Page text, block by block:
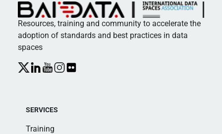
Resources, training and community to accelerate the
adoption of standards and best practices in data
spaces
SERVICES
Training